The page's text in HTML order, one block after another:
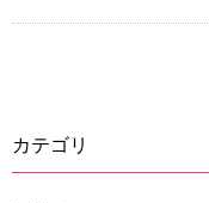
カテゴリ